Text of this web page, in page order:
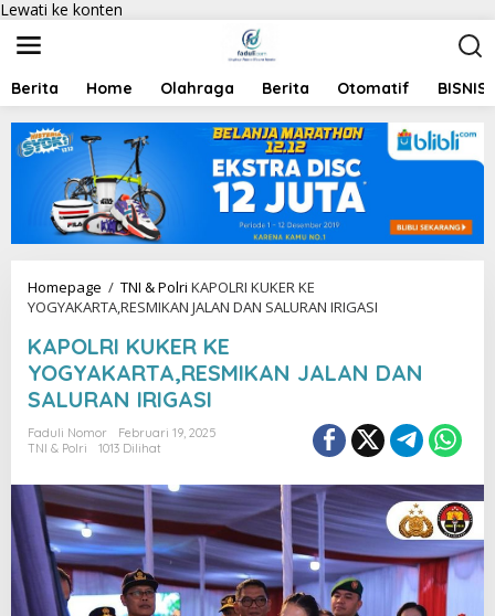
Lewati ke konten
Berita Home Olahraga Berita Otomatif BISNIS
Homepage / TNI & Polri KAPOLRI KUKER KE
YOGYAKARTA,RESMIKAN JALAN DAN SALURAN IRIGASI
KAPOLRI KUKER KE
YOGYAKARTA,RESMIKAN JALAN DAN
SALURAN IRIGASI
Faduli Nomor
Februari 19, 2025
TNI & Polri
1013 Dilihat